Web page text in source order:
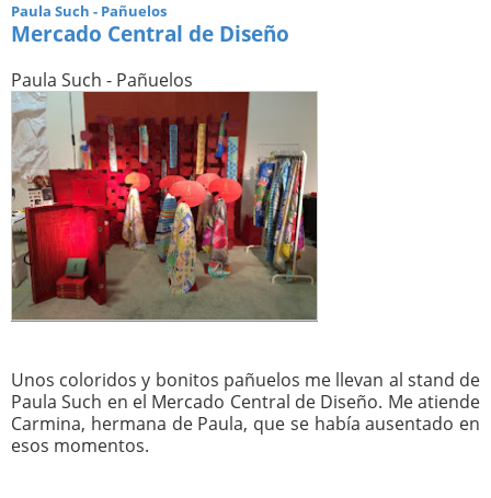
Paula Such - Pañuelos
Mercado Central de Diseño
Paula Such - Pañuelos
Unos coloridos y bonitos pañuelos me llevan al stand de
Paula Such en el Mercado Central de Diseño. Me atiende
Carmina, hermana de Paula, que se había ausentado en
esos momentos.